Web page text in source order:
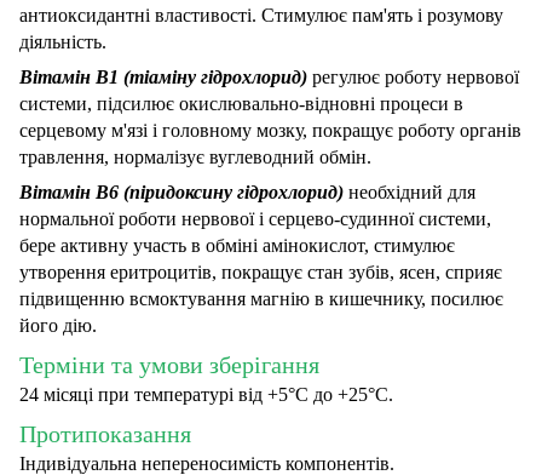
антиоксидантні властивості. Стимулює пам'ять і розумову
діяльність.
Вітамін В1 (тіаміну гідрохлорид) регулює роботу нервової
системи, підсилює окислювально-відновні процеси в
серцевому м'язі і головному мозку, покращує роботу органів
травлення, нормалізує вуглеводний обмін.
Вітамін В6 (піридоксину гідрохлорид) необхідний для
нормальної роботи нервової і серцево-судинної системи,
бере активну участь в обміні амінокислот, стимулює
утворення еритроцитів, покращує стан зубів, ясен, сприяє
підвищенню всмоктування магнію в кишечнику, посилює
його дію.
Терміни та умови зберігання
24 місяці при температурі від +5°С до +25°C.
Протипоказання
Індивідуальна непереносимість компонентів.